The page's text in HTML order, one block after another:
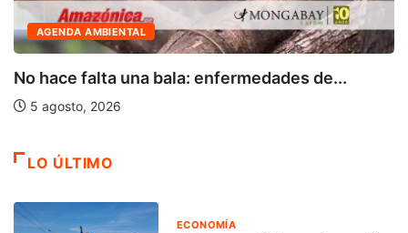
AGENDA AMBIENTAL
No hace falta una bala: enfermedades de...
5 agosto, 2026
LO ÚLTIMO
ECONOMÍA